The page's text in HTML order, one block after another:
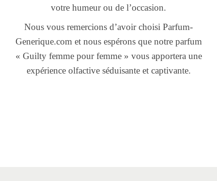
votre humeur ou de l’occasion.
Nous vous remercions d’avoir choisi Parfum-
Generique.com et nous espérons que notre parfum
« Guilty femme pour femme » vous apportera une
expérience olfactive séduisante et captivante.